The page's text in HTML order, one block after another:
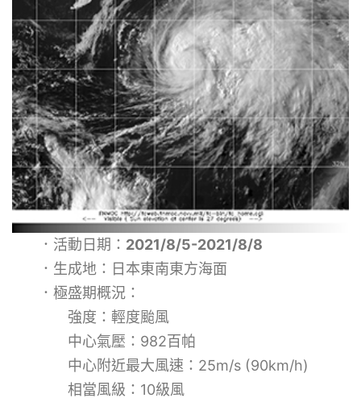
．活動日期： 2021/8/5-2021/8/8
．生成地：日本東南東方海面
．極盛期概況：
強度：輕度颱風
中心氣壓：982百帕
中心附近最大風速：25m/s (90km/h)
相當風級：10級風